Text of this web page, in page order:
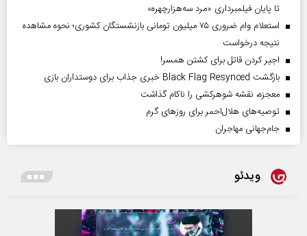
تا پایان فیلمبرداری «مرد سه‌هزارچهره»
استعلام وام ضروری ۷۵ میلیون تومانی بازنشستگان کشوری؛ نحوه مشاهده
نتیجه درخواست
اجیر کردن قاتل برای کشتن همسر!
بازگشت Black Flag Resynced خبری جذاب برای دوستداران بازی
معجزه، نقشه شوهرکشی را ناکام گذاشت
توصیه‌های هلال‌احمر برای روز‌های گرم
جام‌جهانی مهاجران
ویدئو